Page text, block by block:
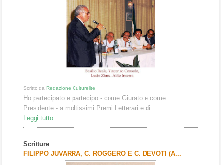
Scritto da Redazione Culturelite
Ho partecipato e partecipo - come Giurato e come
Presidente - a moltissimi Premi Letterari e di ...
Leggi tutto
Scritture
FILIPPO JUVARRA, C. ROGGERO E C. DEVOTI (A...